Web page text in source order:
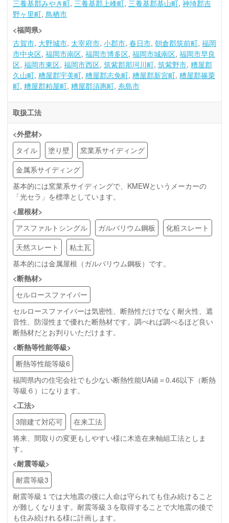
三養基郡みやき町 三養基郡上峰町 三養基郡基山町 神埼郡吉
野ヶ里町 鳥栖市
<福岡県>
古賀市 大野城市 太宰府市 小郡市 春日市 朝倉郡筑前町 福岡
市中央区 福岡市南区 福岡市博多区 福岡市城南区 福岡市早良
区 福岡市東区 福岡市西区 筑紫郡那珂川町 筑紫野市 糟屋郡
久山町 糟屋郡宇美町 糟屋郡志免町 糟屋郡新宮町 糟屋郡篠栗
町 糟屋郡粕屋町 糟屋郡須惠町 糸島市
取扱工法
<外壁材>
タイル
塗り壁
窯業系サイディング
金属系サイディング
基本的には窯業系サイディングで、KMEWというメーカーの
「光セラ」を標準としています。
<屋根材>
アスファルトシングル
ガルバリウム鋼板
化粧スレート
天然スレート
粘土瓦
基本的には金属屋根（ガルバリウム鋼板）です。
<断熱材>
セルロースファイバー
セルロースファイバーは気密性、断熱性だけでなく耐火性、遮
音性、防湿性まで優れた断熱材です。調べれば調べるほど良い
断熱材だとお判りいただけます。
<断熱等性能等級>
断熱等性能等級6
福岡県内の住宅会社でも少ない断熱性能UA値＝0.46以下（断熱
等級６）になります。
<工法>
3階建て対応可
在来工法
将来、間取りの変更もしやすい様に木造在来軸組工法としま
す。
<耐震等級>
耐震等級3
耐震等級１では大地震の後に人命は守られても住み続けること
が難しくなります。耐震等級３を取得することで大地震の後で
も住み続けれる様に計画します。